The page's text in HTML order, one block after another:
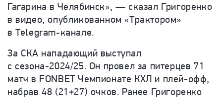
Гагарина в Челябинск», — сказал Григоренко
в видео, опубликованном «Трактором»
в Telegram-канале.
За СКА нападающий выступал
с сезона-2024/25. Он провел за питерцев 71
матч в FONBET Чемпионате КХЛ и плей-офф,
набрав 48 (21+27) очков. Ранее Григоренко